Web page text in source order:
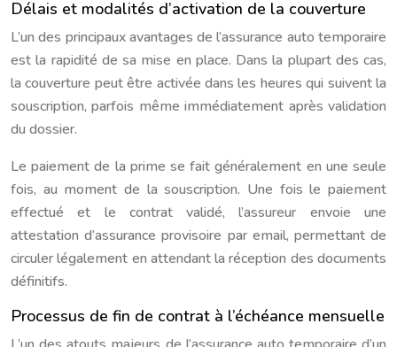
Délais et modalités d’activation de la couverture
L’un des principaux avantages de l’assurance auto temporaire
est la rapidité de sa mise en place. Dans la plupart des cas,
la couverture peut être activée dans les heures qui suivent la
souscription, parfois même immédiatement après validation
du dossier.
Le paiement de la prime se fait généralement en une seule
fois, au moment de la souscription. Une fois le paiement
effectué et le contrat validé, l’assureur envoie une
attestation d’assurance provisoire par email, permettant de
circuler légalement en attendant la réception des documents
définitifs.
Processus de fin de contrat à l’échéance mensuelle